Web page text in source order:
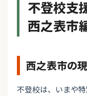
不登校支
西之表市
西之表市の
不登校は、いまや